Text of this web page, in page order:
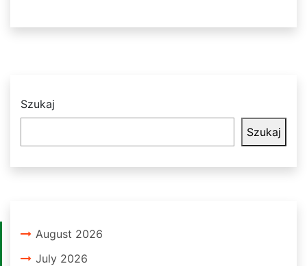
Szukaj
Szukaj
August 2026
July 2026